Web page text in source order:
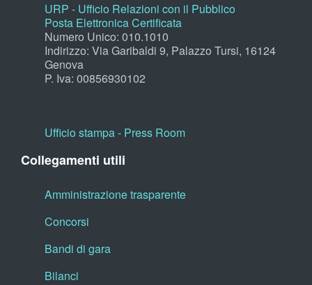
URP - Ufficio Relazioni con il Pubblico
Posta Elettronica Certificata
Numero Unico: 010.1010
Indirizzo: Via Garibaldi 9, Palazzo Tursi, 16124
Genova
P. Iva: 00856930102
Ufficio stampa - Press Room
Collegamenti utili
Amministrazione trasparente
Concorsi
Bandi di gara
Bilanci